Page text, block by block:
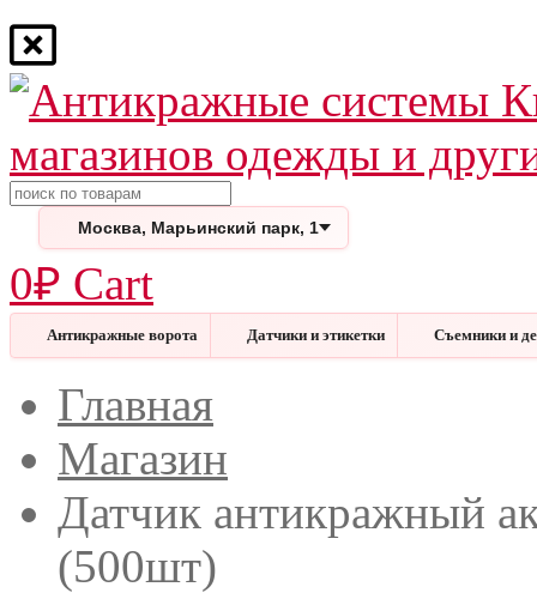
Поиск
Москва, Марьинский парк, 1
0₽ Cart
Антикражные ворота Датчики и этикетки Съемники и
ЗакрытьГлавная
Магазин
Датчик антикражный
(500шт)